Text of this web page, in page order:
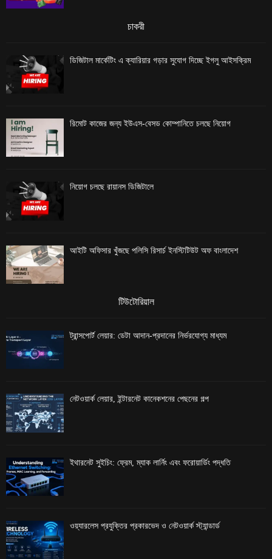
চাকরী
ডিজিটাল মার্কেটিং এ ক্যারিয়ার গড়ার সুযোগ দিচ্ছে ইগলু আইসক্রিম
রিমোট কাজের জন্য ইউএস-বেসড কোম্পানিতে চলছে নিয়োগ
নিয়োগ চলছে রায়ানস ডিজিটালে
আইটি অফিসার খুঁজছে পলিসি রিসার্চ ইনস্টিটিউট অফ বাংলাদেশ
টিউটোরিয়াল
ট্রান্সপোর্ট লেয়ার: ডেটা আদান-প্রদানের নির্ভরযোগ্য মাধ্যম
নেটওয়ার্ক লেয়ার, ইন্টারনেট কানেকশনের পেছনের গল্প
ইথারনেট সুইচিং: ফ্রেম, ম্যাক লার্নিং এবং ফরোয়ার্ডিং পদ্ধতি
ওয়্যারলেস প্রযুক্তির প্রকারভেদ ও নেটওয়ার্ক স্ট্যান্ডার্ড